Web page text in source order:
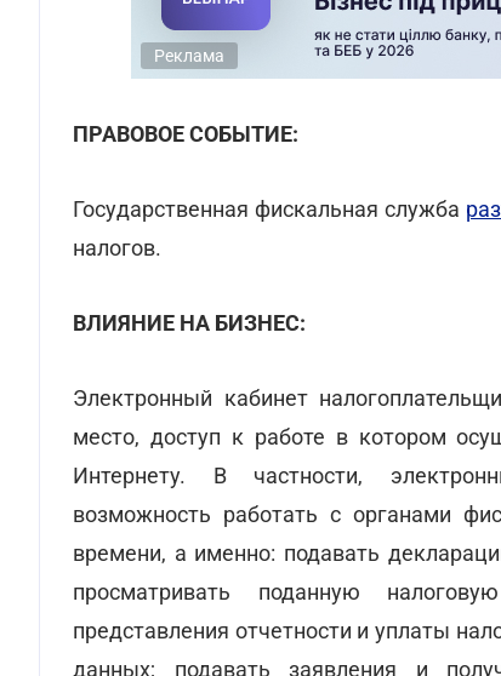
Реклама
ПРАВОВОЕ СОБЫТИЕ:
Государственная фискальная служба
налогов.
ВЛИЯНИЕ НА БИЗНЕС:
Электронный кабинет
место, доступ к работе в котором
Интернету. В частности,
возможность работать с органами
времени, а именно: подавать
просматривать поданную
представления отчетности и уплаты
данных; подавать заявления и